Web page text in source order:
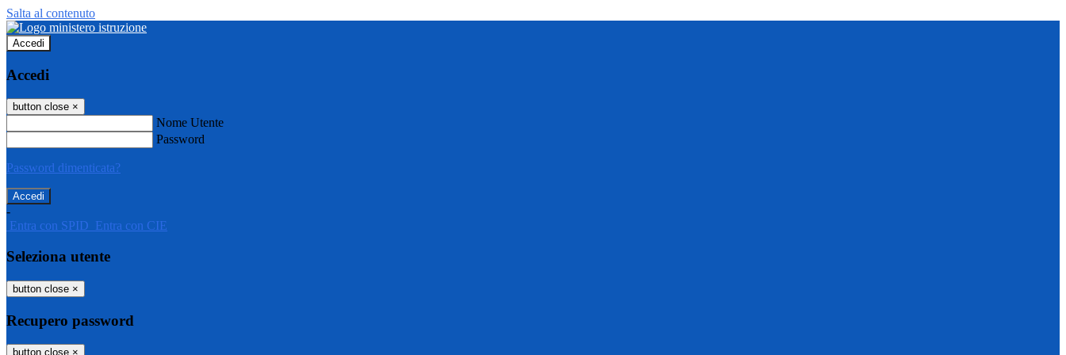
Salta al contenuto
Accedi
Accedi
button close ×
Nome Utente
Password
Password dimenticata?
-
Entra con SPID Entra con CIE
Seleziona utente
button close ×
Recupero password
button close ×